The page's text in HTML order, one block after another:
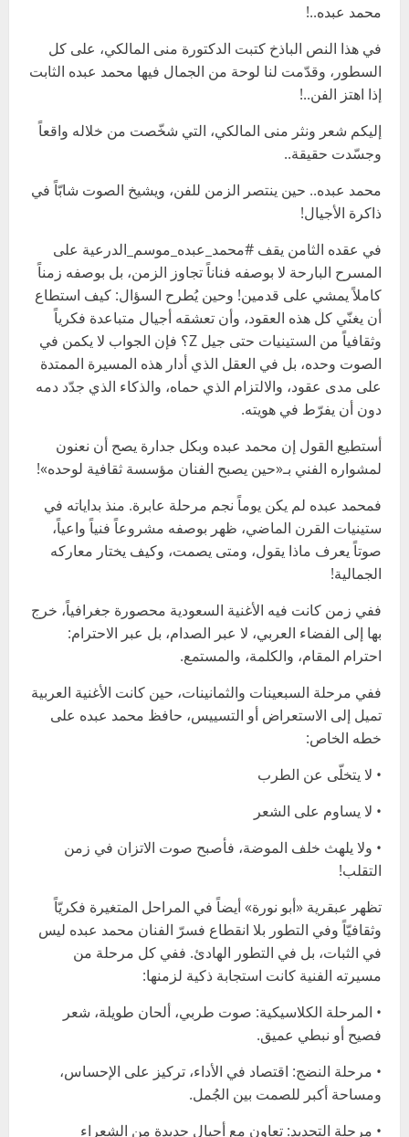
محمد عبده..!
في هذا النص الباذخ كتبت الدكتورة منى المالكي، على كل
السطور، وقدّمت لنا لوحة من الجمال فيها محمد عبده الثابت
إذا اهتز الفن..!
إليكم شعر ونثر منى المالكي، التي شخّصت من خلاله واقعاً
وجسّدت حقيقة..
محمد عبده.. حين ينتصر الزمن للفن، ويشيخ الصوت شابّاً في
ذاكرة الأجيال!
في عقده الثامن يقف #محمد_عبده_موسم_الدرعية على
المسرح البارحة لا بوصفه فناناً تجاوز الزمن، بل بوصفه زمناً
كاملاً يمشي على قدمين! وحين يُطرح السؤال: كيف استطاع
أن يغنّي كل هذه العقود، وأن تعشقه أجيال متباعدة فكرياً
وثقافياً من الستينيات حتى جيل Z؟ فإن الجواب لا يكمن في
الصوت وحده، بل في العقل الذي أدار هذه المسيرة الممتدة
على مدى عقود، والالتزام الذي حماه، والذكاء الذي جدّد دمه
دون أن يفرّط في هويته.
أستطيع القول إن محمد عبده وبكل جدارة يصح أن نعنون
لمشواره الفني بـ«حين يصبح الفنان مؤسسة ثقافية لوحده»!
فمحمد عبده لم يكن يوماً نجم مرحلة عابرة. منذ بداياته في
ستينيات القرن الماضي، ظهر بوصفه مشروعاً فنياً واعياً،
صوتاً يعرف ماذا يقول، ومتى يصمت، وكيف يختار معاركه
الجمالية!
ففي زمن كانت فيه الأغنية السعودية محصورة جغرافياً، خرج
بها إلى الفضاء العربي، لا عبر الصدام، بل عبر الاحترام:
احترام المقام، والكلمة، والمستمع.
ففي مرحلة السبعينات والثمانينات، حين كانت الأغنية العربية
تميل إلى الاستعراض أو التسييس، حافظ محمد عبده على
خطه الخاص:
• لا يتخلّى عن الطرب
• لا يساوم على الشعر
• ولا يلهث خلف الموضة، فأصبح صوت الاتزان في زمن
التقلب!
تظهر عبقرية «أبو نورة» أيضاً في المراحل المتغيرة فكريّاً
وثقافيّاً وفي التطور بلا انقطاع فسرّ الفنان محمد عبده ليس
في الثبات، بل في التطور الهادئ. ففي كل مرحلة من
مسيرته الفنية كانت استجابة ذكية لزمنها:
• المرحلة الكلاسيكية: صوت طربي، ألحان طويلة، شعر
فصيح أو نبطي عميق.
• مرحلة النضج: اقتصاد في الأداء، تركيز على الإحساس،
ومساحة أكبر للصمت بين الجُمل.
• مرحلة التجديد: تعاون مع أجيال جديدة من الشعراء